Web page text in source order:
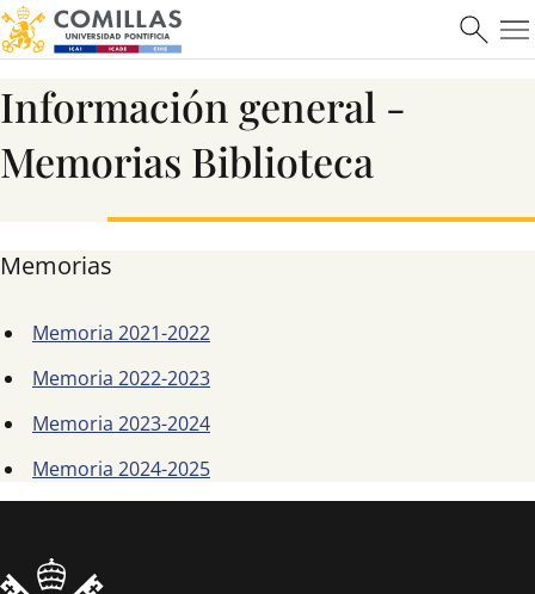
ICAI
Máster en Ciberseguridad
Información general -
Memorias Biblioteca
Memorias
Memoria 2021-2022
Memoria 2022-2023
Memoria 2023-2024
Memoria 2024-2025